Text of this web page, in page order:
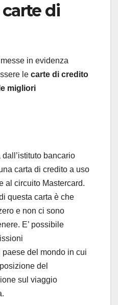
di
in evidenza
le carte di credito
migliori
dall’istituto bancario
carta di credito a uso
al circuito Mastercard.
questa carta è che
e non ci sono
E’ possibile
del mondo in cui
del
sul viaggio